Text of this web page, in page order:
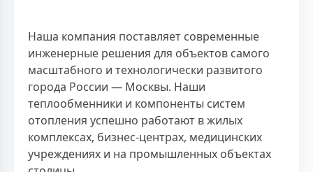
Наша компания поставляет современные
инженерные решения для объектов самого
масштабного и технологически развитого
города России — Москвы. Наши
теплообменники и компоненты систем
отопления успешно работают в жилых
комплексах, бизнес-центрах, медицинских
учреждениях и на промышленных объектах